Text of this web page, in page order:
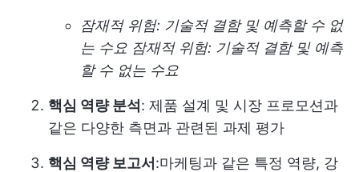
잠재적 위험: 기술적 결함 및 예측할 수 없
는 수요 잠재적 위험: 기술적 결함 및 예측
할 수 없는 수요
핵심 역량 분석: 제품 설계 및 시장 프로모션과
같은 다양한 측면과 관련된 과제 평가
핵심 역량 보고서:마케팅과 같은 특정 역량, 강